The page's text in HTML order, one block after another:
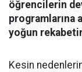
öğrencilerin
programlarına
yoğun
Kesin